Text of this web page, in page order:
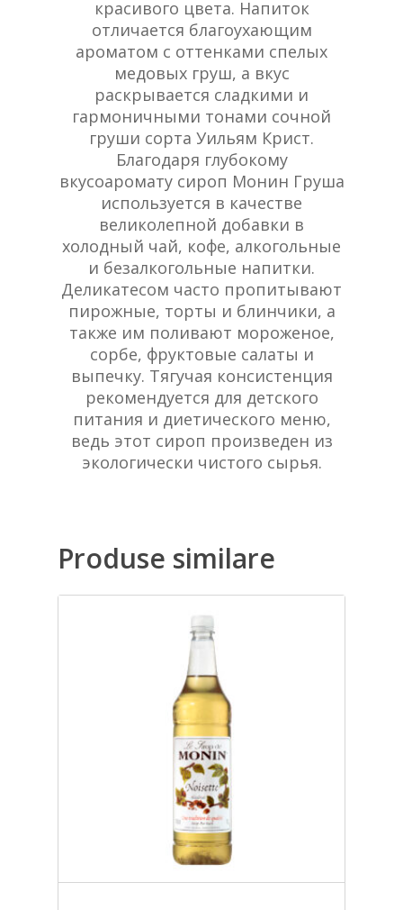
красивого цвета. Напиток
отличается благоухающим
ароматом с оттенками спелых
медовых груш, а вкус
раскрывается сладкими и
гармоничными тонами сочной
груши сорта Уильям Крист.
Благодаря глубокому
вкусоаромату сироп Монин Груша
используется в качестве
великолепной добавки в
холодный чай, кофе, алкогольные
и безалкогольные напитки.
Деликатесом часто пропитывают
пирожные, торты и блинчики, а
также им поливают мороженое,
сорбе, фруктовые салаты и
выпечку. Тягучая консистенция
рекомендуется для детского
питания и диетического меню,
ведь этот сироп произведен из
экологически чистого сырья.
Produse similare